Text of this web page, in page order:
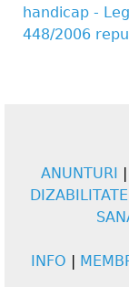
handicap -
448/2006
ANUNTURI |
DIZABILITATE
INFO |